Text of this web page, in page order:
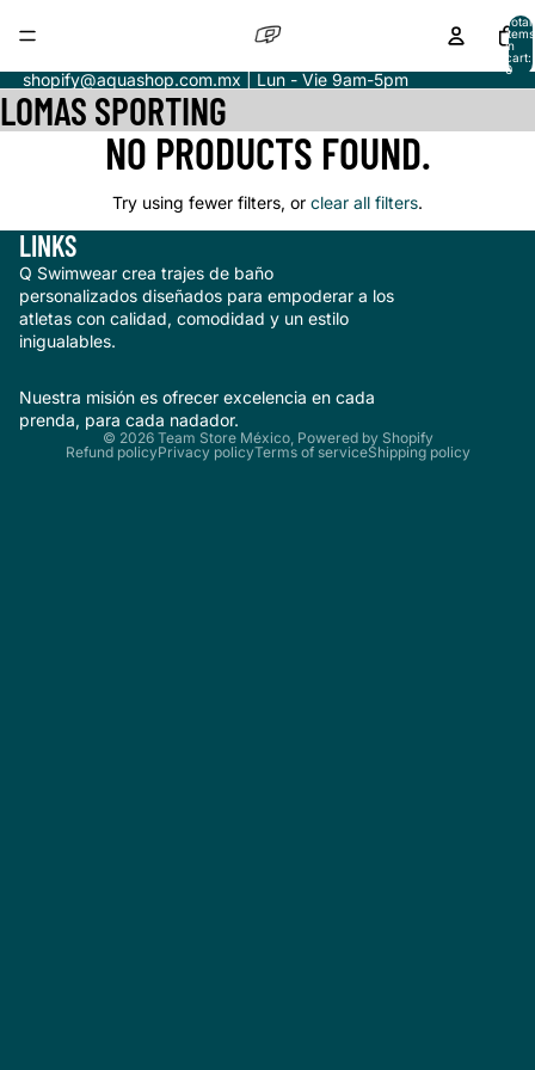
Total
items
in
cart:
0
shopify@aquashop.com.mx | Lun - Vie 9am-5pm
LOMAS SPORTING
NO PRODUCTS FOUND.
Try using fewer filters, or clear all filters.
LINKS
Q Swimwear crea trajes de baño
personalizados diseñados para empoderar a los
atletas con calidad, comodidad y un estilo
inigualables.
Nuestra misión es ofrecer excelencia en cada
prenda, para cada nadador.
© 2026 Team Store México, Powered by Shopify
Refund policyPrivacy policyTerms of serviceShipping policy